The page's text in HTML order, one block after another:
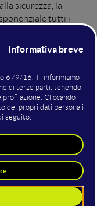
sicurezza, la
tutti i
30 min